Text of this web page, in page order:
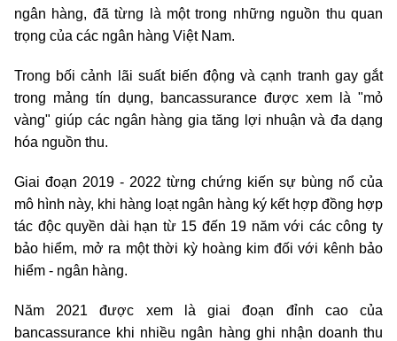
ngân hàng, đã từng là một trong những nguồn thu quan
trọng của các ngân hàng Việt Nam.
Trong bối cảnh lãi suất biến động và cạnh tranh gay gắt
trong mảng tín dụng, bancassurance được xem là "mỏ
vàng" giúp các ngân hàng gia tăng lợi nhuận và đa dạng
hóa nguồn thu.
Giai đoạn 2019 - 2022 từng chứng kiến sự bùng nổ của
mô hình này, khi hàng loạt ngân hàng ký kết hợp đồng hợp
tác độc quyền dài hạn từ 15 đến 19 năm với các công ty
bảo hiểm, mở ra một thời kỳ hoàng kim đối với kênh bảo
hiểm - ngân hàng.
Năm 2021 được xem là giai đoạn đỉnh cao của
bancassurance khi nhiều ngân hàng ghi nhận doanh thu